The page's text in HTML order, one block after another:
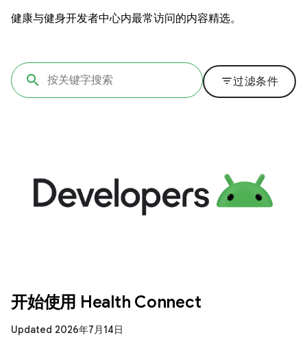
健康与健身开发者中心内最常访问的内容精选。
filter_list过滤条件
开始使用 Health Connect
Updated 2026年7月14日